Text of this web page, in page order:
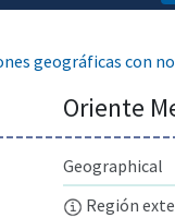
geográficas con
Oriente
Geographical
Región